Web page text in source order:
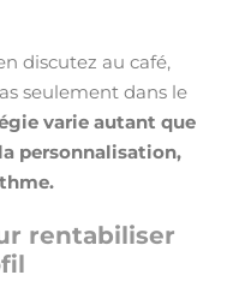
discutez au café,
seulement dans le
varie autant que
personnalisation,
rentabiliser